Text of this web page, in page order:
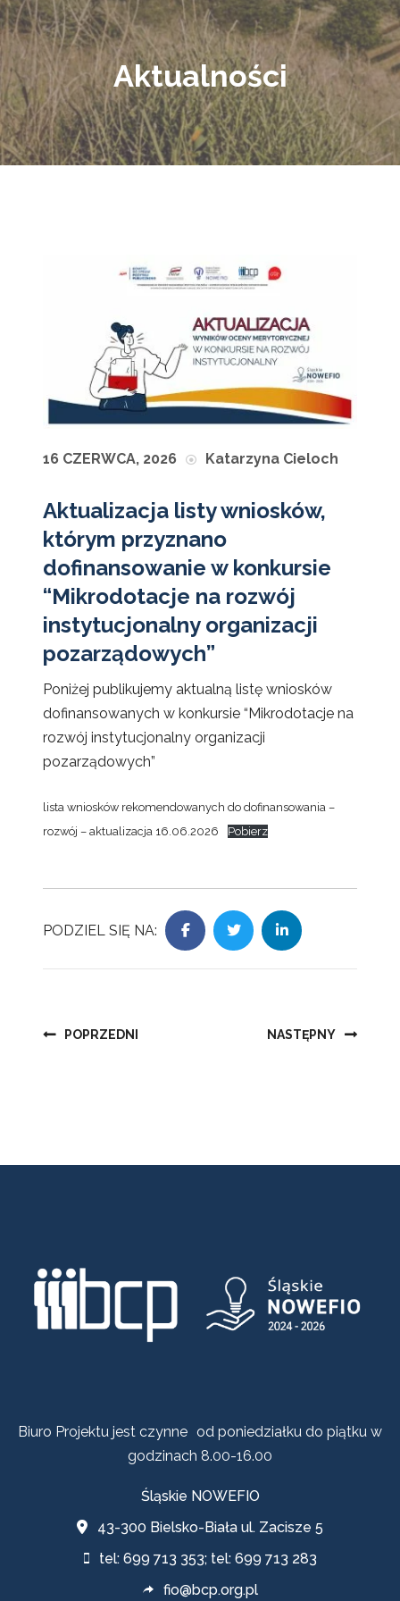
Aktualności
16 CZERWCA, 2026 Katarzyna Cieloch
Aktualizacja listy wniosków,
którym przyznano
dofinansowanie w konkursie
“Mikrodotacje na rozwój
instytucjonalny organizacji
pozarządowych”
Poniżej publikujemy aktualną listę wniosków
dofinansowanych w konkursie “Mikrodotacje na
rozwój instytucjonalny organizacji
pozarządowych”
lista wniosków rekomendowanych do dofinansowania –
rozwój – aktualizacja 16.06.2026
Pobierz
PODZIEL SIĘ NA:
Nawigacja
POPRZEDNI NASTĘPNY
Biuro Projektu jest czynne od poniedziałku do piątku w
godzinach 8.00-16.00
Śląskie NOWEFIO
43-300 Bielsko-Biała ul. Zacisze 5
tel: 699 713 353; tel: 699 713 283
fio@bcp.org.pl